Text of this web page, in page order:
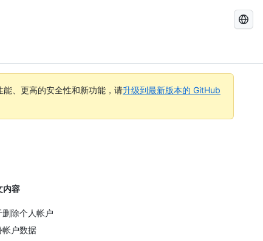
Docs
、更高的安全性和新功能，请升级到最新版本的 GitHub
内容
删除个人帐户
帐户数据